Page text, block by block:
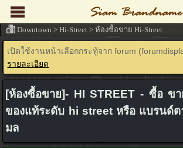
เปิดใช้งานหน้าเลือกกระทู้จาก forum
รายละเอียด
[ห้องซื้อขาย]- HI STREET - ซื้อ ข
ของแท้ระดับ hi street หรือ แบรนด์ต
มล
Downtown > Hi-Street > ห้องซื้อขาย Hi-Street